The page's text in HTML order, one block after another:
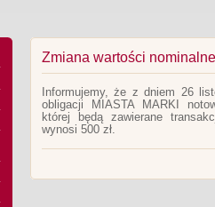
Zmiana wartości
Informujemy, że z dniem 26
obligacji MIASTA MARKI
której będą zawierane
wynosi 500 zł.